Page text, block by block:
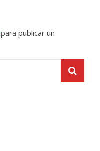
para publicar un